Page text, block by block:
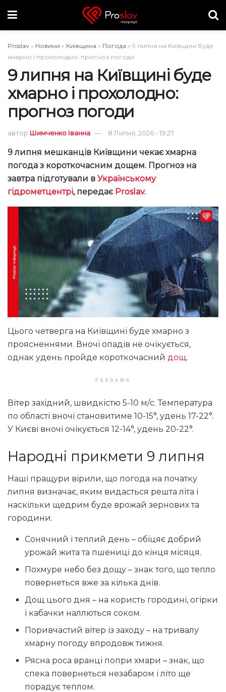
Proslav » Новини » Київщина » Погода » 9 липня на Київщині буде
хмарно і прохолодно: прогноз погоди
9 липня на Київщині буде
хмарно і прохолодно:
прогноз погоди
автор Шимченко Іванна 8 Липня, 2026 - 19:27
9 липня мешканців Київщини чекає хмарна
погода з короткочасним дощем. Прогноз на
завтра підготували в Українському
гідрометцентрі, передає Proslav.
Цього четверга на Київщині буде хмарно з
проясненнями. Вночі опадів не очікується,
однак удень пройде короткочасний дощ.
РЕКЛАМА
Вітер західний, швидкістю 5-10 м/с. Температура
по області вночі становитиме 10-15°, удень 17-22°.
У Києві вночі очікується 12-14°, удень 20-22°.
Народні прикмети 9 липня
Наші пращури вірили, що погода на початку
липня визначає, яким видасться решта літа і
наскільки щедрим буде врожай зернових та
городини.
Сонячний і теплий день – обіцяє добрий
урожай жита та пшениці до кінця місяця.
Похмуре небо без дощу – знак того, що тепло
повернеться вже за кілька днів.
Дощ цього дня – на користь городині, огірки
і кабачки наллються соком.
Поривчастий вітер із заходу – на тривалу
хмарну погоду впродовж тижня.
Рясна роса вранці попри хмари – знак, що
спека повернеться незабаром і літо ще
порадує теплом.